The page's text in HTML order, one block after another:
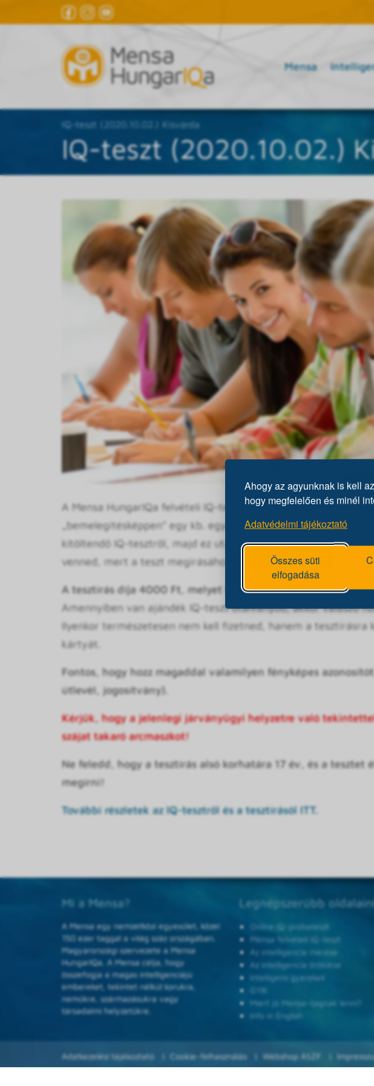
Ahogy az agyunknak is kell
hogy megfelelően és minél
Adatvédelmi tájékoztató
Összes süti
elfogadása
Mensa
IQ-teszt (2020.10.02.) Kisvárda
IQ-teszt (2020.10.02.)
A Mensa HungarIQa felvételi IQ-tesztje körülbelül két órás
„bemelegítésképpen” egy kb. egyórás előadást tartunk a
kitöltendő IQ-tesztről, majd ez után következik maga a
venned, mert a teszt megírásához fontosak az ott elhangzó
A tesztírás díja 4000 Ft, melyet bankkártyával tudsz kifizetni
Amennyiben van ajándék IQ-teszt utalványod, akkor válaszd
Ilyenkor természetesen nem kell fizetned, hanem a tesztírásra
kártyát.
Fontos, hogy hozz magaddal valamilyen fényképes
útlevél, jogosítvány).
Kérjük, hogy a jelenlegi járványügyi helyzetre való
szájat takaró arcmaszkot!
Ne feledd, hogy a tesztírás alsó korhatára 17 év, és a tesztet
megírni!
További részletek az IQ-tesztről és a tesztírásól ITT.
Mi a Mensa?
A Mensa egy nemzetközi egyesület, közel
150 ezer taggal a világ száz országában.
Magyarországi szervezete a Mensa
HungarIQa. A Mensa célja, hogy
összefogja a magas intelligenciájú
embereket, tekintet nélkül korukra,
nemükre, származásukra vagy
társadalmi helyzetükre.
Legnépszerűbb
Online IQ-próbateszt
Mensa felvételi IQ-teszt
Az intelligencia mérése
Az intelligencia öröklése
Intelligens gyerekek
GYIK
Miért jó Mensa-tagnak lenni?
Info in English
Adatkezelési tájékoztató Cookie-felhasználás Webshop ÁSZF